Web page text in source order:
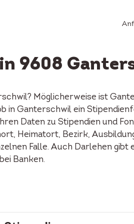
9608
Möglicherweise ist
in Ganterschwil ein
Daten zu Stipendien und
Heimatort, Bezirk,
Falle. Auch Darlehen
Banken.